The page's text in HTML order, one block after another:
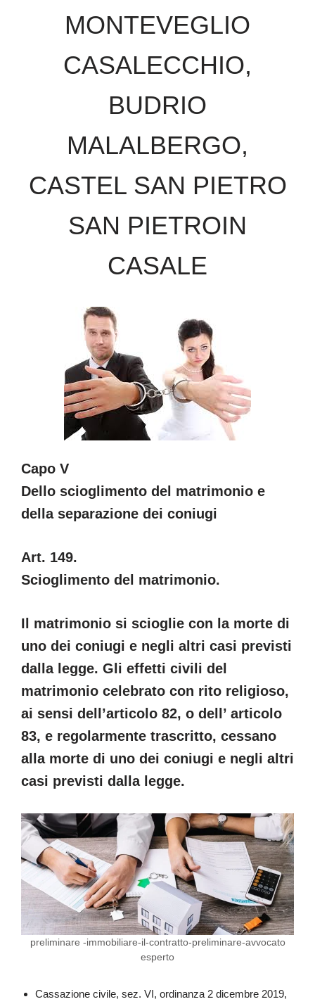
MONTEVEGLIO
CASALECCHIO,
BUDRIO
MALALBERGO,
CASTEL SAN PIETRO
SAN PIETROIN
CASALE
Capo V
Dello scioglimento del matrimonio e
della separazione dei coniugi
Art. 149.
Scioglimento del matrimonio.
Il matrimonio si scioglie con la morte di
uno dei coniugi e negli altri casi previsti
dalla legge. Gli effetti civili del
matrimonio celebrato con rito religioso,
ai sensi dell’articolo 82, o dell’ articolo
83, e regolarmente trascritto, cessano
alla morte di uno dei coniugi e negli altri
casi previsti dalla legge.
preliminare -immobiliare-il-contratto-preliminare-avvocato
esperto
Cassazione civile, sez. VI, ordinanza 2 dicembre 2019,